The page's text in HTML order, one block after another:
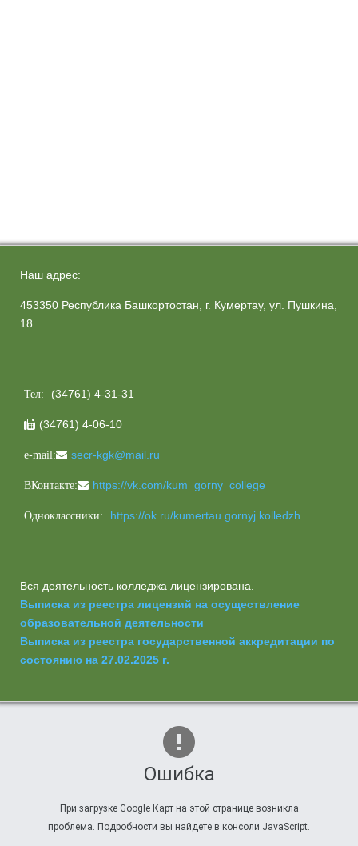
Наш адрес:
453350 Республика Башкортостан, г. Кумертау, ул. Пушкина,
18
Тел: (34761) 4-31-31
 (34761) 4-06-10
e-mail: secr-kgk@mail.ru
ВКонтакте: https://vk.com/kum_gorny_college
Одноклассники: https://ok.ru/kumertau.gornyj.kolledzh
Вся деятельность колледжа лицензирована.
Выписка из реестра лицензий на осуществление
образовательной деятельности
Выписка из реестра государственной аккредитации по
состоянию на 27.02.2025 г.
Ошибка
При загрузке Google Карт на этой странице возникла
проблема. Подробности вы найдете в консоли JavaScript.